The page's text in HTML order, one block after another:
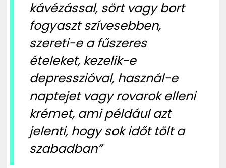
kávézással, sört vagy bort
fogyaszt szívesebben,
szereti-e a fűszeres
ételeket, kezelik-e
depresszióval, használ-e
naptejet vagy rovarok elleni
krémet, ami például azt
jelenti, hogy sok időt tölt a
szabadban”